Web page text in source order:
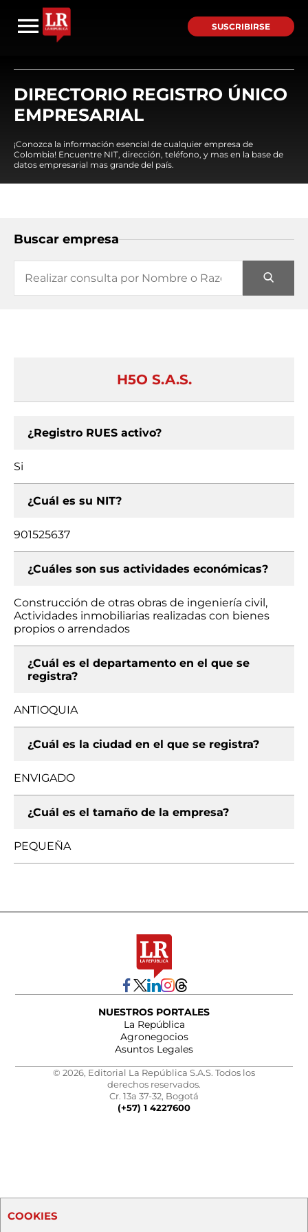
SUSCRIBIRSE
DIRECTORIO REGISTRO ÚNICO
EMPRESARIAL
¡Conozca la información esencial de cualquier empresa de
Colombia! Encuentre NIT, dirección, teléfono, y mas en la base de
datos empresarial mas grande del país.
Buscar empresa
H5O S.A.S.
¿Registro RUES activo?
Si
¿Cuál es su NIT?
901525637
¿Cuáles son sus actividades económicas?
Construcción de otras obras de ingeniería civil,
Actividades inmobiliarias realizadas con bienes
propios o arrendados
¿Cuál es el departamento en el que se
registra?
ANTIOQUIA
¿Cuál es la ciudad en el que se registra?
ENVIGADO
¿Cuál es el tamaño de la empresa?
PEQUEÑA
NUESTROS PORTALES
La República
Agronegocios
Asuntos Legales
© 2026, Editorial La República S.A.S. Todos los
derechos reservados.
Cr. 13a 37-32, Bogotá
(+57) 1 4227600
COOKIES